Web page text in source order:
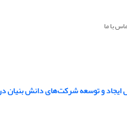
با ما
ایجاد و توسعه شرکت‌های دانش بنیان